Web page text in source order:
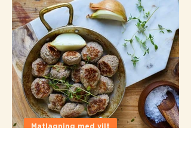
Matlagning med vilt